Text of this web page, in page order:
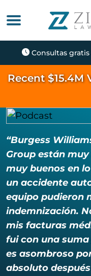
Consultas gratis
Recent
“Burgess
Group están
muy buenos en
un accidente
equipo pudieron
indemnización.
mis facturas
fui con una
es asombroso
absoluto